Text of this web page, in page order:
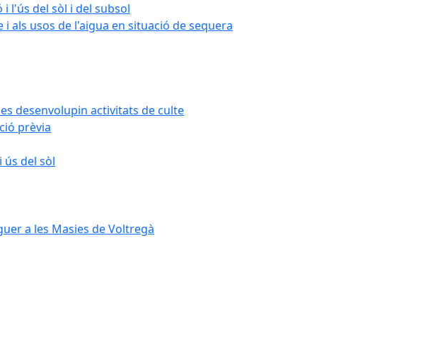
l'ús del sòl i del subsol
als usos de l'aigua en situació de sequera
desenvolupin activitats de culte
prèvia
del sòl
a les Masies de Voltregà